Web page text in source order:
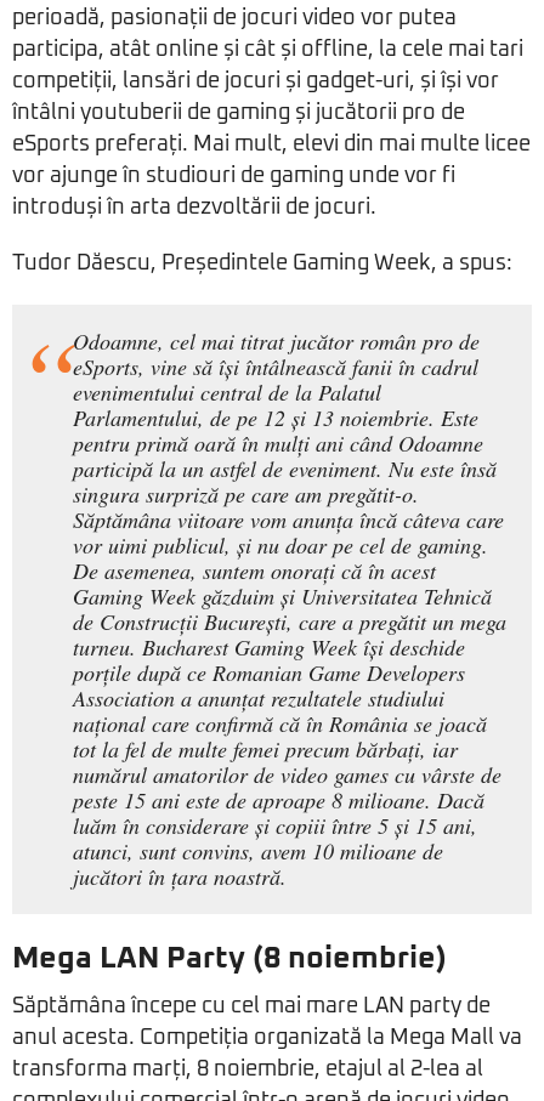
perioadă, pasionații de jocuri video vor putea
participa, atât online și cât și offline, la cele mai tari
competiții, lansări de jocuri și gadget-uri, și își vor
întâlni youtuberii de gaming și jucătorii pro de
eSports preferați. Mai mult, elevi din mai multe licee
vor ajunge în studiouri de gaming unde vor fi
introduși în arta dezvoltării de jocuri.
Tudor Dăescu, Președintele Gaming Week, a spus:
Odoamne, cel mai titrat jucător român pro de
eSports, vine să își întâlnească fanii în cadrul
evenimentului central de la Palatul
Parlamentului, de pe 12 și 13 noiembrie. Este
pentru primă oară în mulți ani când Odoamne
participă la un astfel de eveniment. Nu este însă
singura surpriză pe care am pregătit-o.
Săptămâna viitoare vom anunța încă câteva care
vor uimi publicul, și nu doar pe cel de gaming.
De asemenea, suntem onorați că în acest
Gaming Week găzduim și Universitatea Tehnică
de Construcții București, care a pregătit un mega
turneu. Bucharest Gaming Week își deschide
porțile după ce Romanian Game Developers
Association a anunțat rezultatele studiului
național care confirmă că în România se joacă
tot la fel de multe femei precum bărbați, iar
numărul amatorilor de video games cu vârste de
peste 15 ani este de aproape 8 milioane. Dacă
luăm în considerare și copiii între 5 și 15 ani,
atunci, sunt convins, avem 10 milioane de
jucători în țara noastră.
Mega LAN Party (8 noiembrie)
Săptămâna începe cu cel mai mare LAN party de
anul acesta. Competiția organizată la Mega Mall va
transforma marți, 8 noiembrie, etajul al 2-lea al